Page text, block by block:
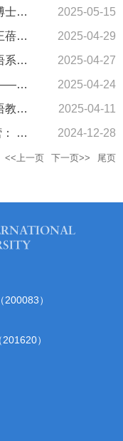
【学术】全国高校法语专业第十一届博士生论坛暨第十八届硕士生论坛在上外成功举行
2025-05-15
【学术】法语系春季课程公开课——王蓓丽：融合技术与人文的法语口语课堂新探索
2025-04-29
【学术】以课为鉴，以质为本——法语系“教学质量周”精彩回顾
2025-04-27
【学术】法语系春季学期课程公开课——白睿：数字时代的技术理性与人文关怀
2025-04-24
【学术】上外法语系人工智能赋能法语教学研讨会成功举办
2025-04-11
【学术】活动回顾 | 研究生学术训练营： 跨文化视角下的法语语言、文学及文化研究 —— Samira BELYAZID 教授专场
2024-12-28
<<上一页 下一页>> 尾页
）
）